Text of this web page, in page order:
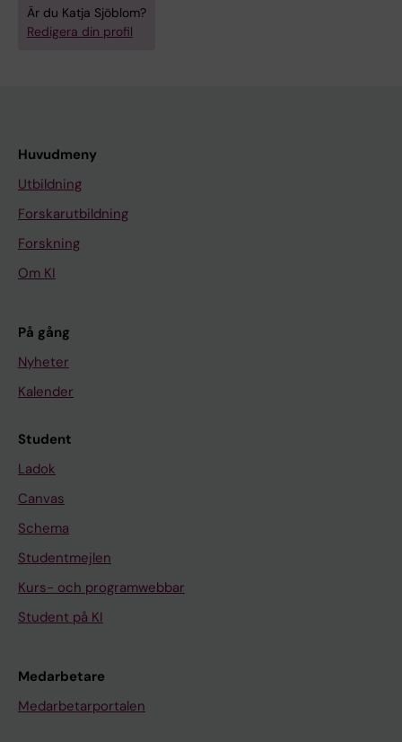
Är du Katja Sjöblom?
Redigera din profil
Huvudmeny
Utbildning
Forskarutbildning
Forskning
Om KI
På gång
Nyheter
Kalender
Student
Ladok
Canvas
Schema
Studentmejlen
Kurs- och programwebbar
Student på KI
Medarbetare
Medarbetarportalen